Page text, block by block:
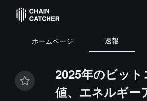
ホームページ 速報
2025年のビッ
値、エネルギー